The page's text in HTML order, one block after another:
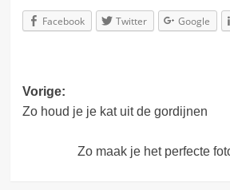
Facebook Twitter Google
Bericht
navigatie
Vorige:
Zo houd je je kat uit de gordijnen
Zo maak je het perfecte